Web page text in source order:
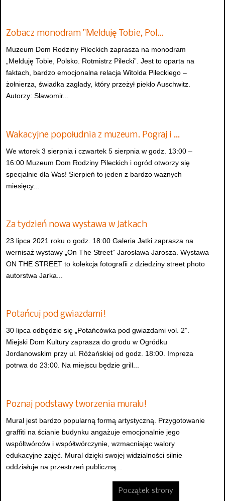
Zobacz monodram "Melduję Tobie, Pol…
Muzeum Dom Rodziny Pileckich zaprasza na monodram
„Melduję Tobie, Polsko. Rotmistrz Pilecki”. Jest to oparta na
faktach, bardzo emocjonalna relacja Witolda Pileckiego –
żołnierza, świadka zagłady, który przeżył piekło Auschwitz.
Autorzy: Sławomir...
Wakacyjne popołudnia z muzeum. Pograj i …
We wtorek 3 sierpnia i czwartek 5 sierpnia w godz. 13:00 –
16:00 Muzeum Dom Rodziny Pileckich i ogród otworzy się
specjalnie dla Was! Sierpień to jeden z bardzo ważnych
miesięcy...
Za tydzień nowa wystawa w Jatkach
23 lipca 2021 roku o godz. 18:00 Galeria Jatki zaprasza na
wernisaż wystawy „On The Street” Jarosława Jarosza. Wystawa
ON THE STREET to kolekcja fotografii z dziedziny street photo
autorstwa Jarka...
Potańcuj pod gwiazdami!
30 lipca odbędzie się „Potańcówka pod gwiazdami vol. 2”.
Miejski Dom Kultury zaprasza do grodu w Ogródku
Jordanowskim przy ul. Różańskiej od godz. 18:00. Impreza
potrwa do 23:00. Na miejscu będzie grill...
Poznaj podstawy tworzenia muralu!
Mural jest bardzo popularną formą artystyczną. Przygotowanie
graffiti na ścianie budynku angażuje emocjonalnie jego
współtwórców i współtwórczynie, wzmacniając walory
edukacyjne zajęć. Mural dzięki swojej widzialności silnie
oddziałuje na przestrzeń publiczną...
Początek strony